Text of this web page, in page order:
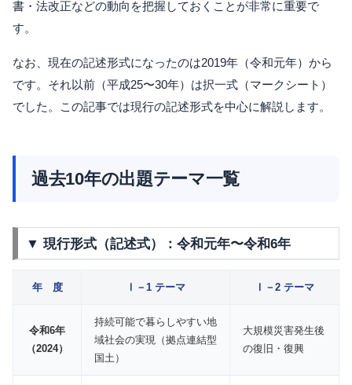
書・法改正などの動向を把握しておくことが非常に重要で
す。
なお、現在の記述形式になったのは2019年（令和元年）から
です。それ以前（平成25〜30年）は択一式（マークシート）
でした。この記事では現行の記述形式を中心に解説します。
過去10年の出題テーマ一覧
▼ 現行形式（記述式）：令和元年〜令和6年
年 度 Ⅰ－1 テーマ Ⅰ－2 テーマ
令和6年
（2024）
持続可能で暮らしやすい地
域社会の実現（拠点連結型
国土）
大規模災害発生後
の復旧・復興